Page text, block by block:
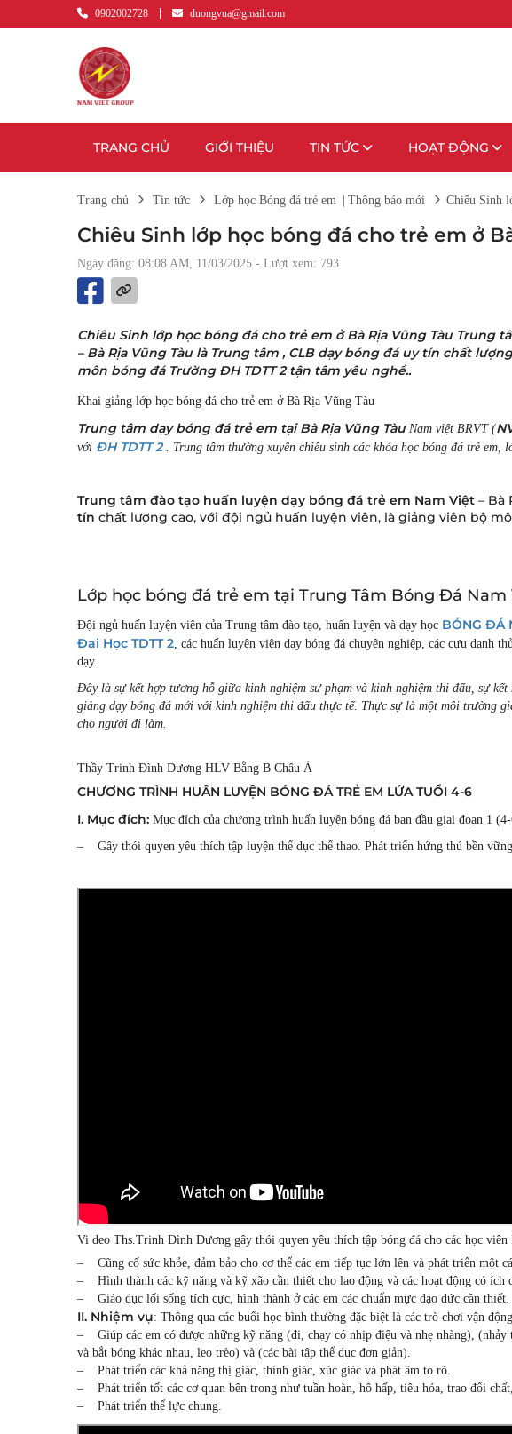
0902002728 duongvua@gmail.com
TRANG CHỦ GIỚI THIỆU TIN TỨC HOẠT ĐỘNG
Trang chủ Tin tức Lớp học Bóng đá trẻ em Thông báo mới Chiêu Sinh
Chiêu Sinh lớp học bóng đá cho trẻ em ở
Ngày đăng: 08:08 AM, 11/03/2025 - Lượt xem: 793
Chiêu Sinh lớp học bóng đá cho trẻ em ở Bà Rịa Vũng Tàu Trung
– Bà Rịa Vũng Tàu là Trung tâm , CLB dạy bóng đá uy tín chất
môn bóng đá Trường ĐH TDTT 2 tận tâm yêu nghề..
Khai giảng lớp học bóng đá cho trẻ em ở Bà Rịa Vũng Tàu
Trung tâm dạy bóng đá trẻ em tại Bà Rịa Vũng Tàu Nam việt BRVT (
với ĐH TDTT 2. Trung tâm thường xuyên chiêu sinh các khóa học bóng đá trẻ
Trung tâm đào tạo huấn luyện dạy bóng đá trẻ em Nam Việt – Bà
tín chất lượng cao, với đội ngủ huấn luyện viên, là giảng viên bộ
Lớp học bóng đá trẻ em tại Trung Tâm Bóng Đá Nam
Đội ngủ huấn luyện viên của Trung tâm đào tạo, huấn luyện và dạy học BÓNG ĐÁ
Đai Học TDTT 2, các huấn luyện viên dạy bóng đá chuyên nghiệp, các cựu danh
dạy.
Đây là sự kết hợp tương hỗ giữa kinh nghiệm sư phạm và kinh nghiệm thi đấu, sự
giảng dạy bóng đá mới với kinh nghiệm thi đấu thực tế. Thực sự là một môi trường
cho người đi làm.
Thầy Trinh Đình Dương HLV Bằng B Châu Á
CHƯƠNG TRÌNH HUẤN LUYỆN BÓNG ĐÁ TRẺ EM LỨA TUỔI 4-6
I. Mục đích: Mục đích của chương trình huấn luyện bóng đá ban đầu giai đoạn 1
– Gây thói quyen yêu thích tập luyện thể dục thể thao. Phát triển hứng thú bền
Vi deo Ths.Trinh Đình Dương gây thói quyen yêu thích tập bóng đá cho các học viên
– Cũng cố sức khỏe, đảm bảo cho cơ thể các em tiếp tục lớn lên và phát triển một
– Hình thành các kỹ năng và kỹ xão cần thiết cho lao động và các hoạt động có ích
– Giáo dục lối sống tích cực, hình thành ở các em các chuẩn mực đạo đức cần thiết.
II. Nhiệm vụ: Thông qua các buổi học bình thường đặc biệt là các trò chơi vận
– Giúp các em có được những kỹ năng (đi, chạy có nhịp điệu và nhẹ nhàng), (nhảy
và bắt bóng khác nhau, leo trèo) và (các bài tập thể dục đơn giản).
– Phát triển các khả năng thị giác, thính giác, xúc giác và phát âm to rõ.
– Phát triển tốt các cơ quan bên trong như tuần hoàn, hô hấp, tiêu hóa, trao đổi
– Phát triển thể lực chung.